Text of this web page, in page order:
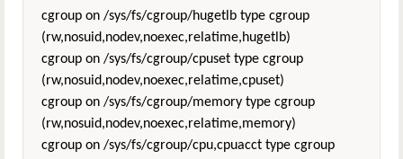
cgroup on /sys/fs/cgroup/hugetlb type cgroup
(rw,nosuid,nodev,noexec,relatime,hugetlb)
cgroup on /sys/fs/cgroup/cpuset type cgroup
(rw,nosuid,nodev,noexec,relatime,cpuset)
cgroup on /sys/fs/cgroup/memory type cgroup
(rw,nosuid,nodev,noexec,relatime,memory)
cgroup on /sys/fs/cgroup/cpu,cpuacct type cgroup